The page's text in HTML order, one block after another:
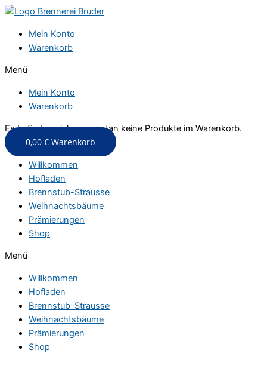
Zum
springenMein Konto
Warenkorb
Menü
Mein Konto
Warenkorb
Es befinden sich momentan keine Produkte im Warenkorb.
0,00 € Warenkorb
Willkommen
Hofladen
Brennstub-Strausse
Weihnachtsbäume
Prämierungen
Shop
Menü
Willkommen
Hofladen
Brennstub-Strausse
Weihnachtsbäume
Prämierungen
Shop